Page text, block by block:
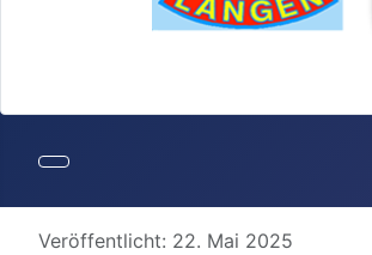
Details
Veröffentlicht: 22. Mai 2025